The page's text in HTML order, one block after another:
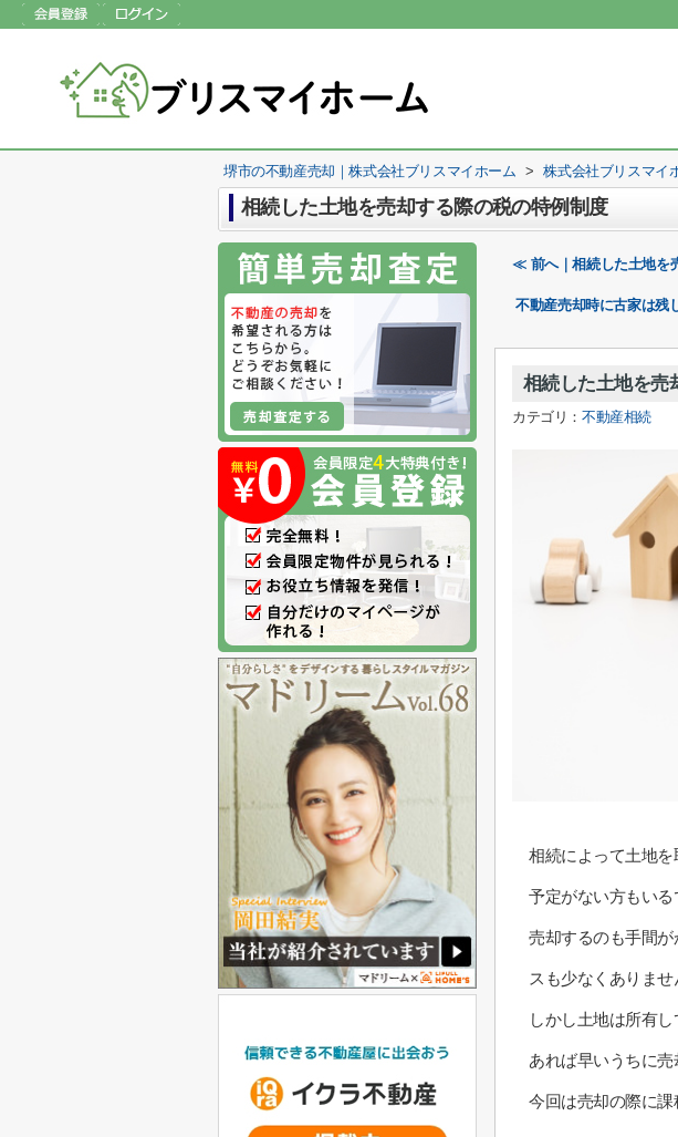
堺市の不動産売却｜株式会社ブリスマイホーム > 株式会社ブリスマイ
相続した土地を売却する際の税の特例制度
≪ 前へ｜相続した土地を
不動産売却時に古家は残
相続した土地を売
カテゴリ：不動産相続
相続によって土地
予定がない方もいる
売却するのも手間
スも少なくありませ
しかし土地は所有
あれば早いうちに売
今回は売却の際に課